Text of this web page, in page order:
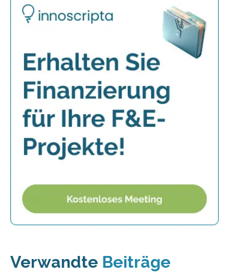
Verwandte Beiträge